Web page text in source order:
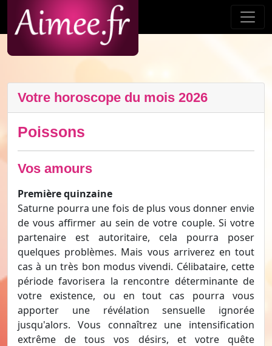
Votre horoscope du mois 2026
Poissons
Vos amours
Première quinzaine
Saturne pourra une fois de plus vous donner envie
de vous affirmer au sein de votre couple. Si votre
partenaire est autoritaire, cela pourra poser
quelques problèmes. Mais vous arriverez en tout
cas à un très bon modus vivendi. Célibataire, cette
période favorisera la rencontre déterminante de
votre existence, ou en tout cas pourra vous
apporter une révélation sensuelle ignorée
jusqu'alors. Vous connaîtrez une intensification
extrême de tous vos désirs, et votre quête